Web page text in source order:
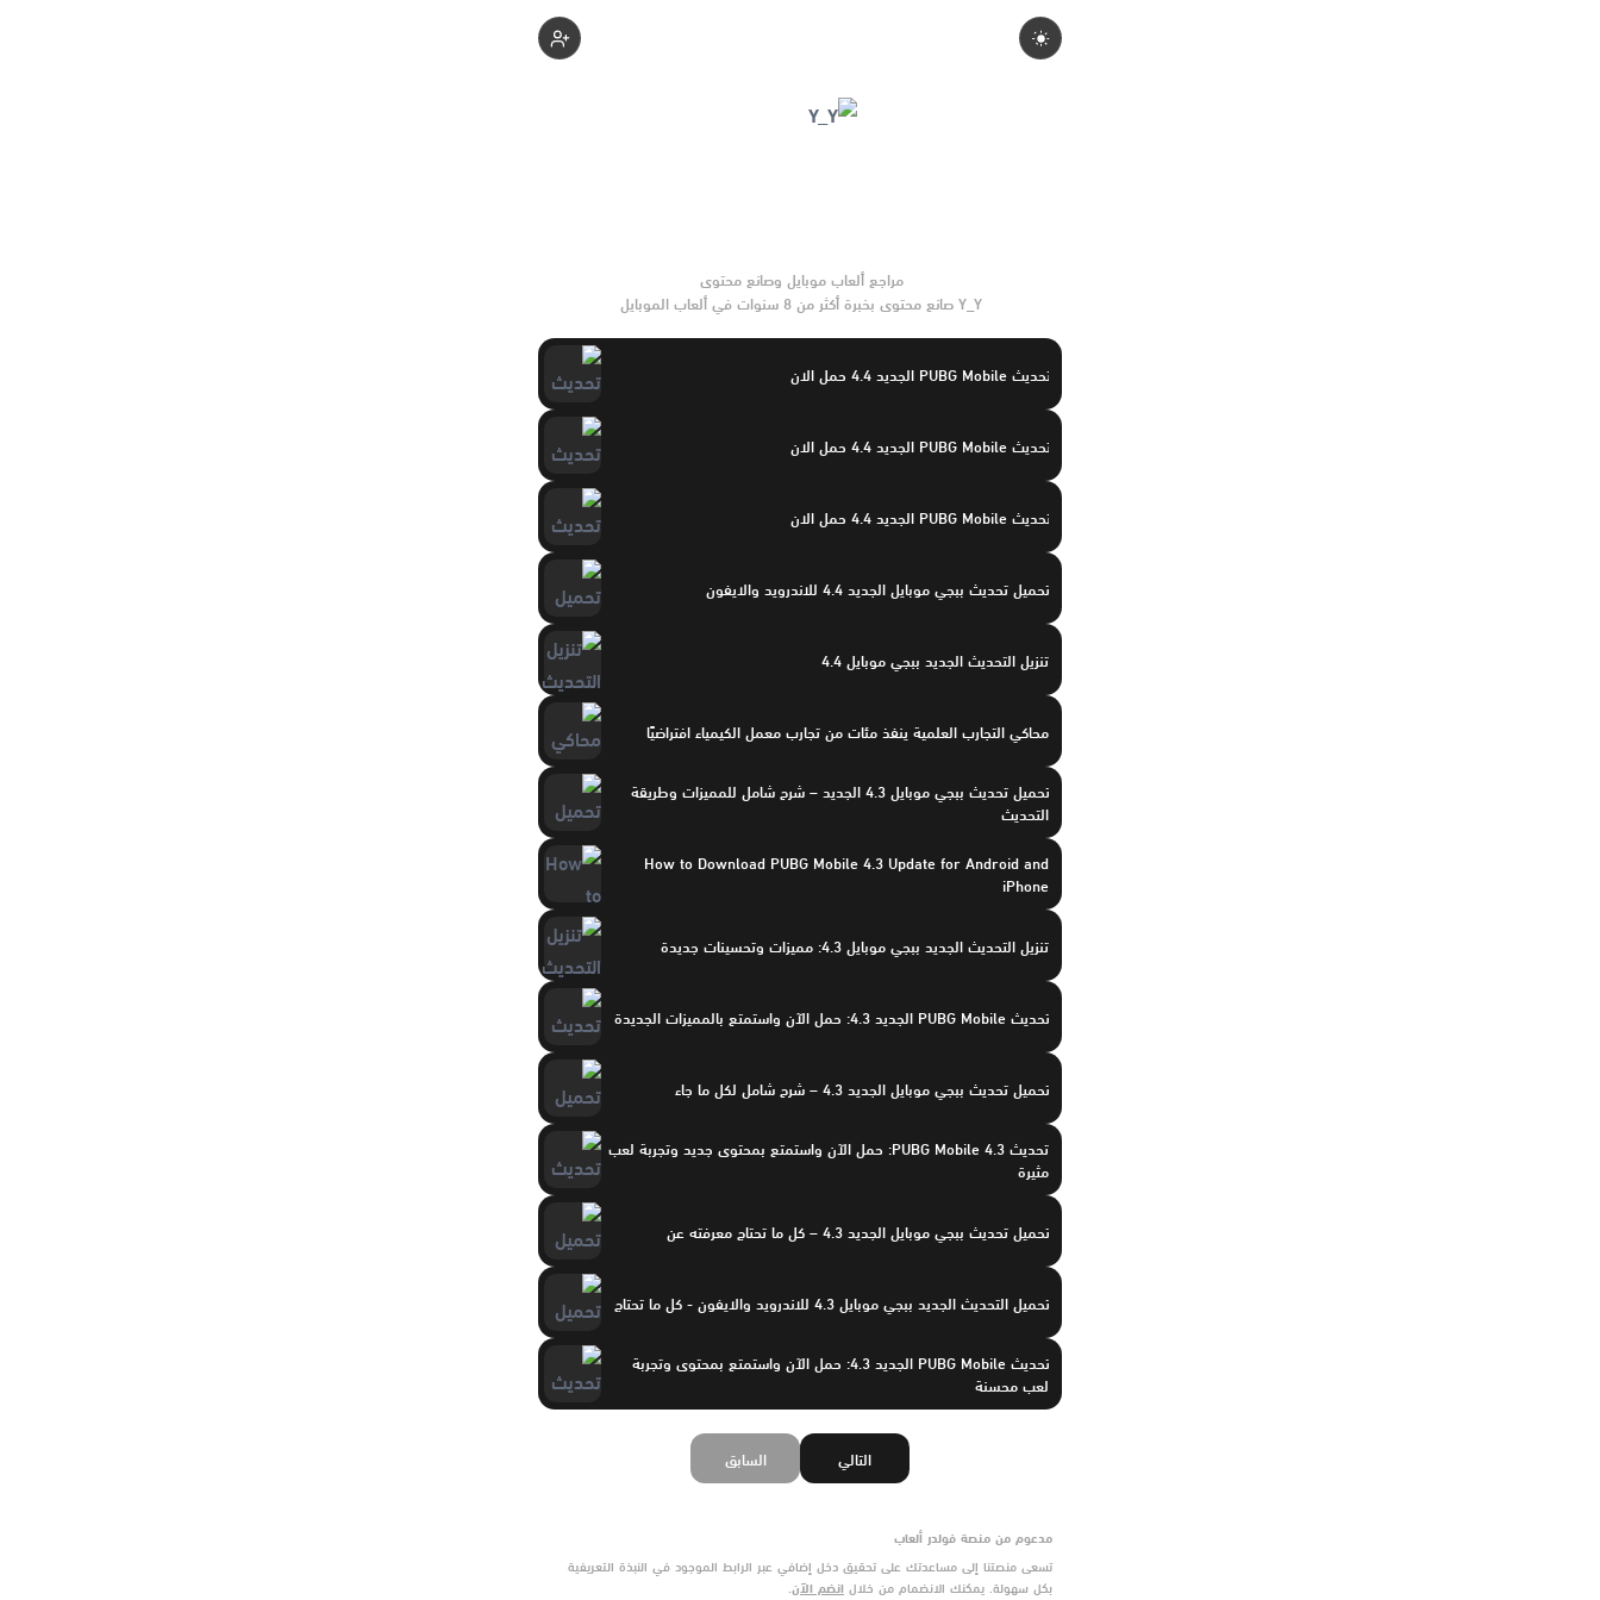
Y_Y صانع محتوى بخبرة أكثر من 8 سنوات في ألعاب الموبايل
تحديث PUBG Mobile الجديد 4.4 حمل الان
تحديث PUBG Mobile الجديد 4.4 حمل الان
تحديث PUBG Mobile الجديد 4.4 حمل الان
تحميل تحديث ببجي موبايل الجديد 4.4 للاندرويد والايفون
تنزيل التحديث الجديد ببجي موبايل 4.4
محاكي التجارب العلمية ينفذ مئات من تجارب معمل الكيمياء افتراضيًا
تحميل تحديث ببجي موبايل 4.3 الجديد – شرح شامل للمميزات وطريقة
التحديث
How to Download PUBG Mobile 4.3 Update for Android and
iPhone
تنزيل التحديث الجديد ببجي موبايل 4.3: مميزات وتحسينات جديدة
تحديث PUBG Mobile الجديد 4.3: حمل الآن واستمتع بالمميزات الجديدة
تحميل تحديث ببجي موبايل الجديد 4.3 – شرح شامل لكل ما جاء
تحديث PUBG Mobile 4.3: حمل الآن واستمتع بمحتوى جديد وتجربة لعب
مثيرة
تحميل تحديث ببجي موبايل الجديد 4.3 – كل ما تحتاج معرفته عن
تحميل التحديث الجديد ببجي موبايل 4.3 للاندرويد والايفون - كل ما تحتاج
تحديث PUBG Mobile الجديد 4.3: حمل الآن واستمتع بمحتوى وتجربة
لعب محسنة
السابق التالي
مدعوم من منصة فولدر ألعاب
تسعى منصتنا إلى مساعدتك على تحقيق دخل إضافي عبر الرابط الموجود في النبذة التعريفية
بكل سهولة. يمكنك الانضمام من خلال انضم الآن